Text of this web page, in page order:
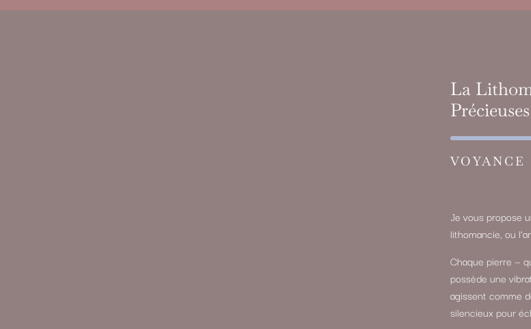
La
Précieuses
Je vous propose
lithomancie, ou
Chaque pierre —
possède une
agissent comme
silencieux pour